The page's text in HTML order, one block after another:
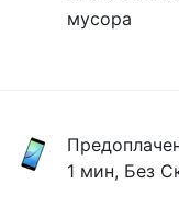
мусора
1 мин, Без